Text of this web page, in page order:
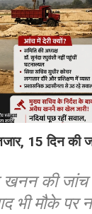
15 दिन की
खनन की
भी मौके पर